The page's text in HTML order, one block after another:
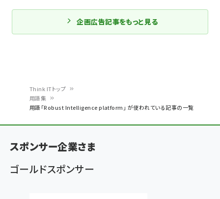
ン
く
ず
Think ITトップ
用語集
用語「Robust Intelligence platform」 が使われている記事の一覧
企画広告記事をもっと見る
スポンサー企業さま
ゴールドスポンサー